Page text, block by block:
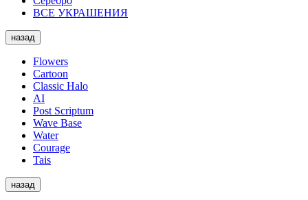
ВСЕ УКРАШЕНИЯ
назад
Flowers
Cartoon
Classic Halo
AI
Post Scriptum
Wave Base
Water
Courage
Tais
назад